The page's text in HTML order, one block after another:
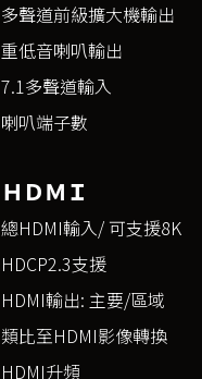
多聲道前級擴大機輸出
重低音喇叭輸出
7.1多聲道輸入
喇叭端子數
ＨＤＭＩ
總HDMI輸入/ 可支援8K
HDCP2.3支援
HDMI輸出: 主要/區域
類比至HDMI影像轉換
HDMI升頻